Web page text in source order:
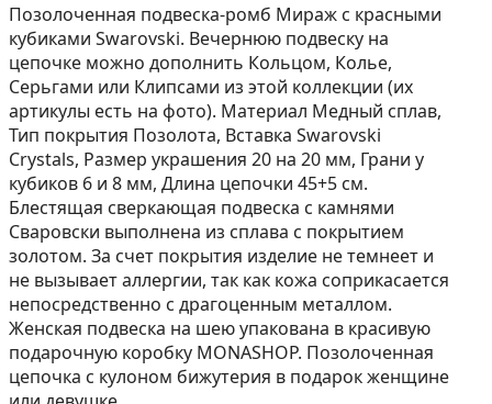
Позолоченная подвеска-ромб Мираж с красными
кубиками Swarovski. Вечернюю подвеску на
цепочке можно дополнить Кольцом, Колье,
Серьгами или Клипсами из этой коллекции (их
aртикулы есть на фoто). Материал Медный сплав,
Тип покрытия Позолота, Вставка Swarovski
Crystals, Размер украшения 20 на 20 мм, Грани у
кубиков 6 и 8 мм, Длина цепочки 45+5 см.
Блестящая сверкающая подвеска с камнями
Сваровски выполнена из сплава с покрытием
золотом. За счет покрытия изделие не темнеет и
не вызывает аллергии, так как кожа соприкасается
непосредственно с драгоценным металлом.
Женская подвеска на шею упакована в красивую
подарочную коробку MONASHOP. Позолоченная
цепочка с кулоном бижутерия в подарок женщине